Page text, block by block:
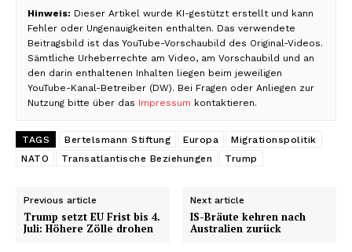
Hinweis: Dieser Artikel wurde KI-gestützt erstellt und kann
Fehler oder Ungenauigkeiten enthalten. Das verwendete
Beitragsbild ist das YouTube-Vorschaubild des Original-Videos.
Sämtliche Urheberrechte am Video, am Vorschaubild und an
den darin enthaltenen Inhalten liegen beim jeweiligen
YouTube-Kanal-Betreiber (DW). Bei Fragen oder Anliegen zur
Nutzung bitte über das Impressum kontaktieren.
TAGS Bertelsmann Stiftung Europa
Migrationspolitik
NATO
Transatlantische Beziehungen Trump
Previous article
Trump setzt EU Frist bis 4.
Juli: Höhere Zölle drohen
Next article
IS-Bräute kehren nach
Australien zurück